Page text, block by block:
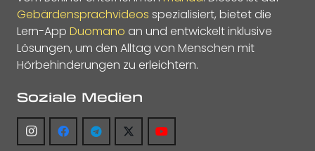
Gebärdensprachvideos spezialisiert, bietet die
Lern-App Duomano an und entwickelt inklusive
Lösungen, um den Alltag von Menschen mit
Hörbehinderungen zu erleichtern.
Soziale Medien